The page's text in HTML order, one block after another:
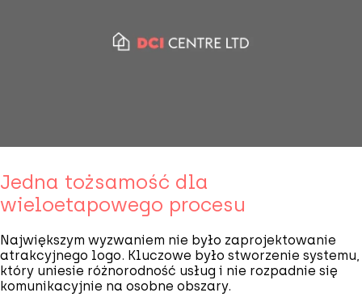
Jedna tożsamość dla
wieloetapowego procesu
Największym wyzwaniem nie było zaprojektowanie
atrakcyjnego logo. Kluczowe było stworzenie systemu,
który uniesie różnorodność usług i nie rozpadnie się
komunikacyjnie na osobne obszary.